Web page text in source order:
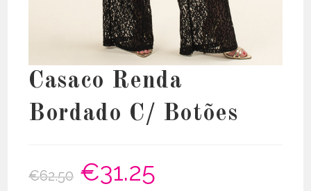
Casaco Renda
Bordado C/ Botões
€62.50
O
preço
original
€31.25